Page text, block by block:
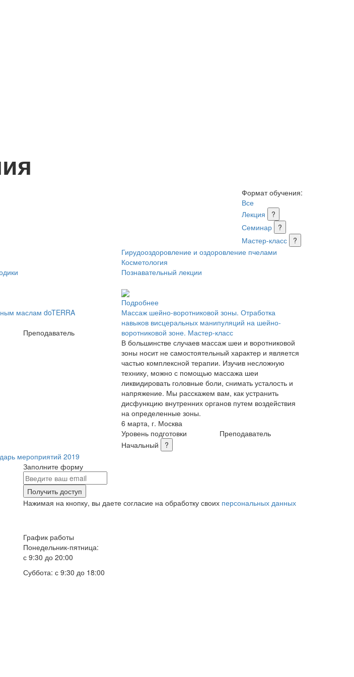
Формат обучения:
Все
Лекция
?
Семинар
?
Мастер-класс
?
Гирудооздоровление и оздоровление пчелами
Косметология
Познавательный лекции
маслам doTERRA
Преподаватель
Подробнее
Массаж шейно-воротниковой зоны. Отработка
навыков висцеральных манипуляций на шейно-
воротниковой зоне. Мастер-класс
В большинстве случаев массаж шеи и воротниковой
зоны носит не самостоятельный характер и является
частью комплексной терапии. Изучив несложную
технику, можно с помощью массажа шеи
ликвидировать головные боли, снимать усталость и
напряжение. Мы расскажем вам, как устранить
дисфункцию внутренних органов путем воздействия
на определенные зоны.
6 марта, г. Москва
Уровень подготовки
Начальный
?
Преподаватель
мероприятий 2019
Заполните форму
Получить доступ
Нажимая на кнопку, вы даете согласие на обработку своих персональных данных
График работы
Понедельник-пятница:
с 9:30 до 20:00
Суббота: с 9:30 до 18:00